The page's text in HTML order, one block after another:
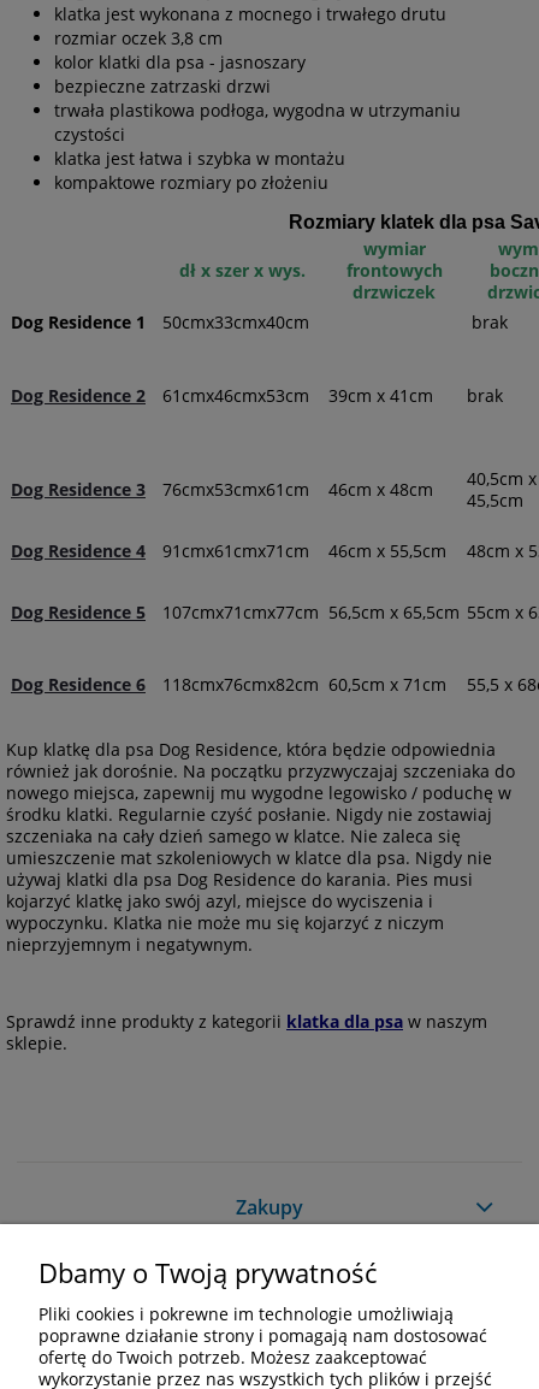
klatka jest wykonana z mocnego i trwałego drutu
rozmiar oczek 3,8 cm
kolor klatki dla psa - jasnoszary
bezpieczne zatrzaski drzwi
trwała plastikowa podłoga, wygodna w utrzymaniu
czystości
klatka jest łatwa i szybka w montażu
kompaktowe rozmiary po złożeniu
Rozmiary klatek dla psa
dł x szer x wys.
wymiar
frontowych
drzwiczek
Dog Residence 1
50cmx33cmx40cm brak
Dog Residence 2 61cmx46cmx53cm 39cm x 41cm brak
Dog Residence 3 76cmx53cmx61cm 46cm x 48cm
40,5cm x
45,5cm
Dog Residence 4 91cmx61cmx71cm 46cm x 55,5cm 48cm x
Dog Residence 5 107cmx71cmx77cm 56,5cm x 65,5cm 55cm x
Dog Residence 6 118cmx76cmx82cm 60,5cm x 71cm 55,5 x
Kup klatkę dla psa Dog Residence, która będzie odpowiednia
również jak dorośnie. Na początku przyzwyczajaj szczeniaka do
nowego miejsca, zapewnij mu wygodne legowisko / poduchę w
środku klatki. Regularnie czyść posłanie. Nigdy nie zostawiaj
szczeniaka na cały dzień samego w klatce. Nie zaleca się
umieszczenie mat szkoleniowych w klatce dla psa. Nigdy nie
używaj klatki dla psa Dog Residence do karania. Pies musi
kojarzyć klatkę jako swój azyl, miejsce do wyciszenia i
wypoczynku. Klatka nie może mu się kojarzyć z niczym
nieprzyjemnym i negatywnym.
Sprawdź inne produkty z kategorii klatka dla psa w naszym
sklepie.
Zakupy
Pomoc
Moje konto
Dbamy o Twoją prywatność
Pliki cookies i pokrewne im technologie umożliwiają
poprawne działanie strony i pomagają nam dostosować
ofertę do Twoich potrzeb. Możesz zaakceptować
wykorzystanie przez nas wszystkich tych plików i przejść